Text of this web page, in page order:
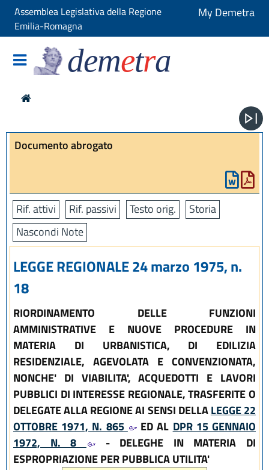
Assemblea Legislativa della Regione
Emilia-Romagna
My Demetra
demetra
Documento abrogato
Rif. attivi Rif. passivi Testo orig.
Storia
Nascondi Note
LEGGE REGIONALE 24 marzo 1975, n.
18
RIORDINAMENTO DELLE FUNZIONI
AMMINISTRATIVE E NUOVE PROCEDURE IN
MATERIA DI URBANISTICA, DI EDILIZIA
RESIDENZIALE, AGEVOLATA E CONVENZIONATA,
NONCHE' DI VIABILITA', ACQUEDOTTI E LAVORI
PUBBLICI DI INTERESSE REGIONALE, TRASFERITE O
DELEGATE ALLA REGIONE AI SENSI DELLALEGGE 22
OTTOBRE 1971, N. 865
ED AL DPR 15 GENNAIO
1972, N. 8
- DELEGHE IN MATERIA DI
ESPROPRIAZIONE PER PUBBLICA UTILITA'